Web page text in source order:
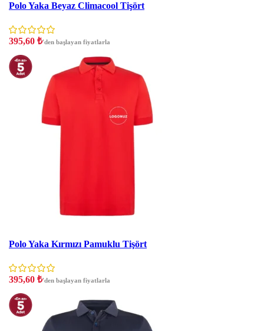
Polo Yaka Beyaz Climacool Tişört
395,60 ₺'den başlayan fiyatlarla
Polo Yaka Kırmızı Pamuklu Tişört
395,60 ₺'den başlayan fiyatlarla